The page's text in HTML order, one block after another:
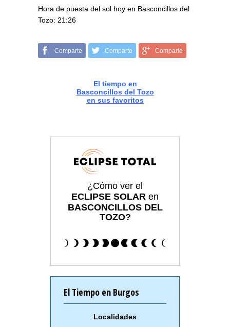
Hora de puesta del sol hoy en Basconcillos del
Tozo: 21:26
Comparte Comparte Comparte
El tiempo en
Basconcillos del Tozo
en sus favoritos
¿Cómo ver el
ECLIPSE SOLAR en
BASCONCILLOS DEL
TOZO?
El Tiempo en Burgos
Localidades